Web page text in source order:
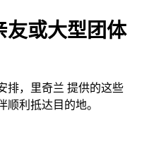
友或大型团体
排，里奇兰 提供的这些
利抵达目的地。